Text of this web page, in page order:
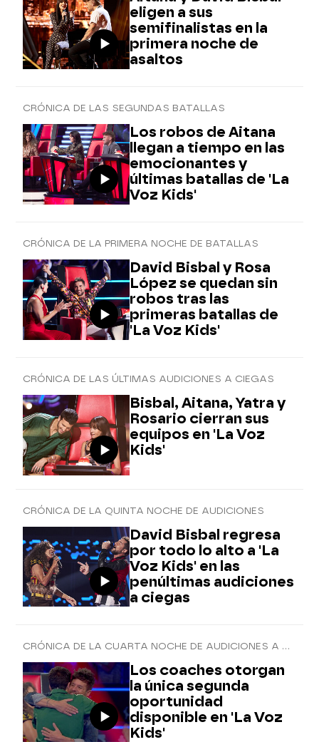
eligen a sus
semifinalistas en la
primera noche de
asaltos
CRÓNICA DE LAS SEGUNDAS BATALLAS
Los robos de Aitana
llegan a tiempo en las
emocionantes y
últimas batallas de 'La
Voz Kids'
CRÓNICA DE LA PRIMERA NOCHE DE BATALLAS
David Bisbal y Rosa
López se quedan sin
robos tras las
primeras batallas de
'La Voz Kids'
CRÓNICA DE LAS ÚLTIMAS AUDICIONES A CIEGAS
Bisbal, Aitana, Yatra y
Rosario cierran sus
equipos en 'La Voz
Kids'
CRÓNICA DE LA QUINTA NOCHE DE AUDICIONES
David Bisbal regresa
por todo lo alto a 'La
Voz Kids' en las
penúltimas audiciones
a ciegas
CRÓNICA DE LA CUARTA NOCHE DE AUDICIONES A CIEGAS
Los coaches otorgan
la única segunda
oportunidad
disponible en 'La Voz
Kids'